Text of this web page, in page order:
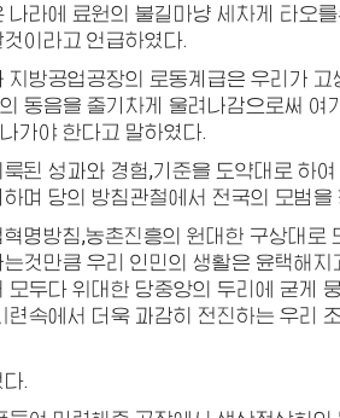
나라에 료원의 불길마냥 세차게 타오
이라고 언급하였다.
지방공업공장의 로동계급은 우리가
동음을 줄기차게 울려나감으로써
가야 한다고 말하였다.
된 성과와 경험,기준을 도약대로 하
며 당의 방침관철에서 전국의 모범
명방침,농촌진흥의 원대한 구상대로
것만큼 우리 인민의 생활은 윤택해
두다 위대한 당중앙의 두리에 굳게
련속에서 더욱 과감히 전진하는 우리
.